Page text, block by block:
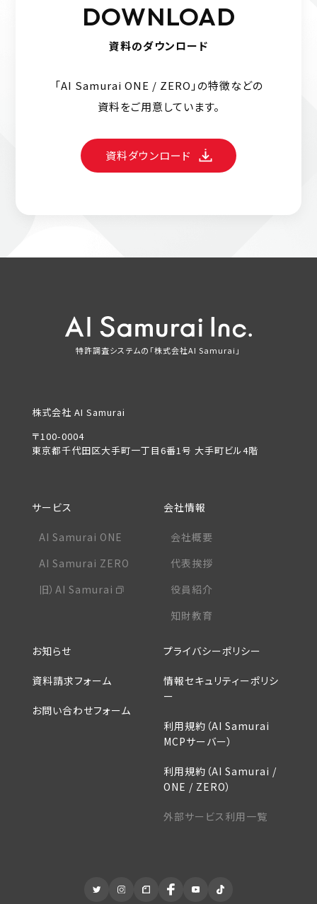
DOWNLOAD
資料のダウンロード
「AI Samurai ONE / ZERO」の特徴などの
資料をご用意しています。
資料ダウンロード
特許調査システムの「株式会社AI Samurai」
株式会社 AI Samurai
〒100-0004
東京都千代田区大手町一丁目6番1号 大手町ビル4階
サービス
AI Samurai ONE
AI Samurai ZERO
旧）AI Samurai
会社情報
会社概要
代表挨拶
役員紹介
知財教育
お知らせ
資料請求フォーム
お問い合わせフォーム
プライバシーポリシー
情報セキュリティーポリシ
ー
利用規約（AI Samurai
MCPサーバー）
利用規約（AI Samurai /
ONE / ZERO）
外部サービス利用一覧